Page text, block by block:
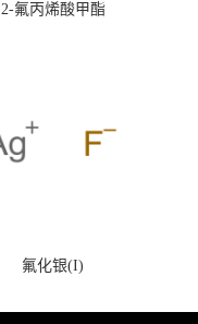
2-氟丙烯酸甲酯
氟化银(I)